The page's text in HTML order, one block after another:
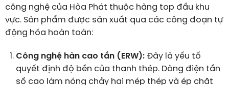
công nghệ của Hòa Phát thuộc hàng top đầu khu
vực. Sản phẩm được sản xuất qua các công đoạn tự
động hóa hoàn toàn:
Công nghệ hàn cao tần (ERW):Đây là yếu tố
quyết định độ bền của thanh thép. Dòng điện tần
số cao làm nóng chảy hai mép thép và ép chặt